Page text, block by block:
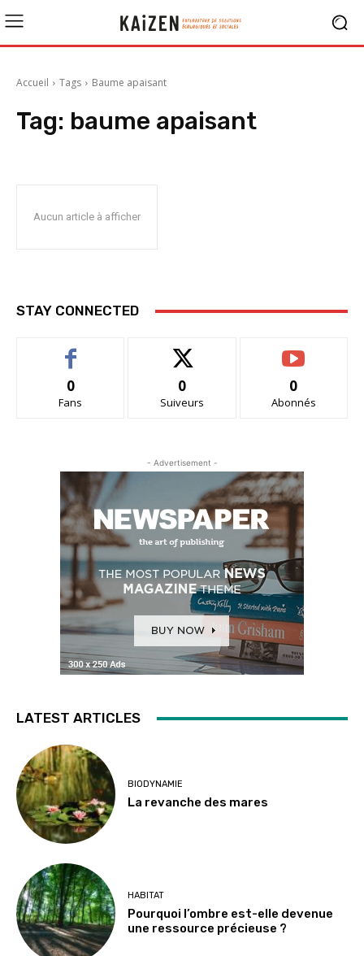
Accueil Tags Baume apaisant
Tag: baume apaisant
Aucun article à afficher
STAY CONNECTED
0
Fans
0
Suiveurs
0
Abonnés
- Advertisement -
LATEST ARTICLES
BIODYNAMIE
La revanche des mares
HABITAT
Pourquoi l’ombre est-elle devenue
une ressource précieuse ?